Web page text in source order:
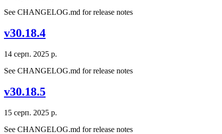
See CHANGELOG.md for release notes
v30.18.4
14 серп. 2025 р.
See CHANGELOG.md for release notes
v30.18.5
15 серп. 2025 р.
See CHANGELOG.md for release notes